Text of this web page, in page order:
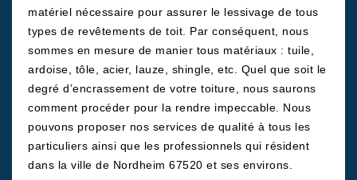
matériel nécessaire pour assurer le lessivage de tous
types de revêtements de toit. Par conséquent, nous
sommes en mesure de manier tous matériaux : tuile,
ardoise, tôle, acier, lauze, shingle, etc. Quel que soit le
degré d’encrassement de votre toiture, nous saurons
comment procéder pour la rendre impeccable. Nous
pouvons proposer nos services de qualité à tous les
particuliers ainsi que les professionnels qui résident
dans la ville de Nordheim 67520 et ses environs.